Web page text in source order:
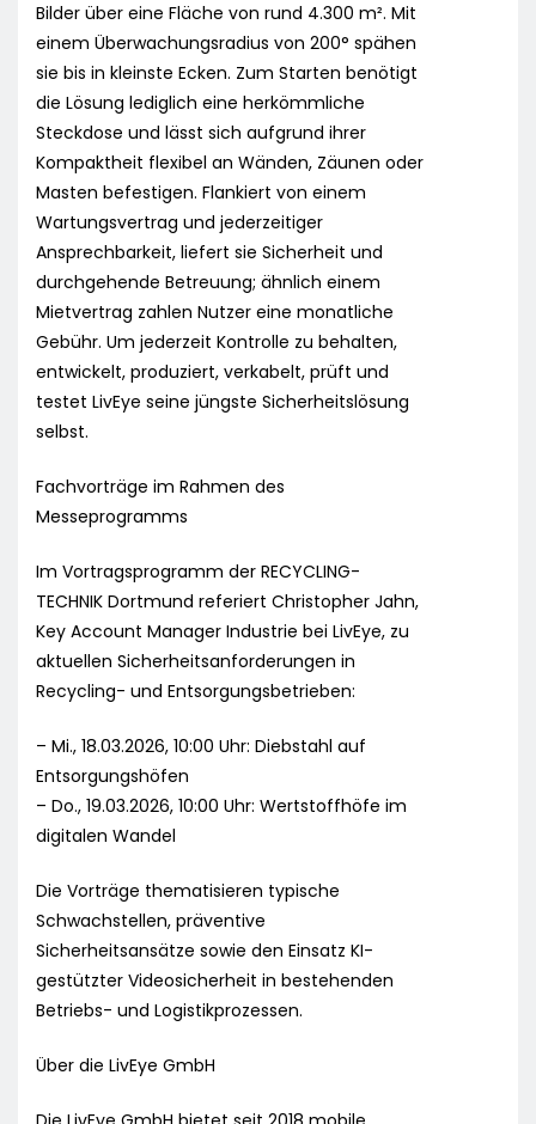
Bilder über eine Fläche von rund 4.300 m². Mit
einem Überwachungsradius von 200° spähen
sie bis in kleinste Ecken. Zum Starten benötigt
die Lösung lediglich eine herkömmliche
Steckdose und lässt sich aufgrund ihrer
Kompaktheit flexibel an Wänden, Zäunen oder
Masten befestigen. Flankiert von einem
Wartungsvertrag und jederzeitiger
Ansprechbarkeit, liefert sie Sicherheit und
durchgehende Betreuung; ähnlich einem
Mietvertrag zahlen Nutzer eine monatliche
Gebühr. Um jederzeit Kontrolle zu behalten,
entwickelt, produziert, verkabelt, prüft und
testet LivEye seine jüngste Sicherheitslösung
selbst.
Fachvorträge im Rahmen des
Messeprogramms
Im Vortragsprogramm der RECYCLING-
TECHNIK Dortmund referiert Christopher Jahn,
Key Account Manager Industrie bei LivEye, zu
aktuellen Sicherheitsanforderungen in
Recycling- und Entsorgungsbetrieben:
– Mi., 18.03.2026, 10:00 Uhr: Diebstahl auf
Entsorgungshöfen
– Do., 19.03.2026, 10:00 Uhr: Wertstoffhöfe im
digitalen Wandel
Die Vorträge thematisieren typische
Schwachstellen, präventive
Sicherheitsansätze sowie den Einsatz KI-
gestützter Videosicherheit in bestehenden
Betriebs- und Logistikprozessen.
Über die LivEye GmbH